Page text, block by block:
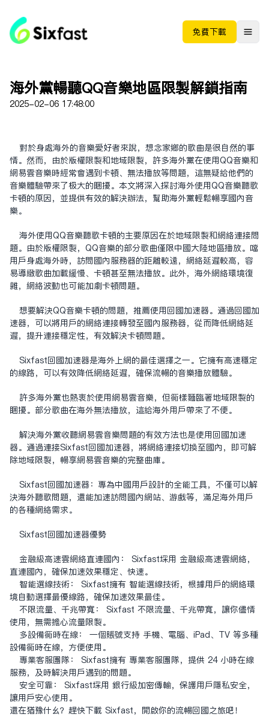
免费下载
海外党畅听QQ音乐地区限制解锁指南
2025-02-06 17:48:00
对于身处海外的音乐爱好者来说，想念家乡的歌曲是很自然的事
情。然而，由于版权限制和地域限制，许多海外党在使用QQ音乐和
网易云音乐时经常会遇到卡顿、无法播放等问题，这无疑给他们的
音乐体验带来了极大的困扰。本文将深入探讨海外使用QQ音乐听歌
卡顿的原因，并提供有效的解决办法，帮助海外党轻松畅享国内音
乐。
海外使用QQ音乐听歌卡顿的主要原因在于地域限制和网络连接问
题。由于版权限制，QQ音乐的部分歌曲仅限中国大陆地区播放。当
用户身处海外时，访问国内服务器的距离较远，网络延迟较高，容
易导致歌曲加载缓慢、卡顿甚至无法播放。此外，海外网络环境复
杂，网络波动也可能加剧卡顿问题。
想要解决QQ音乐卡顿的问题，推荐使用回国加速器。通过回国加
速器，可以将用户的网络连接转发至国内服务器，从而降低网络延
迟，提升连接稳定性，有效解决卡顿问题。
Sixfast回国加速器是海外上网的最佳选择之一。它拥有高速稳定
的线路，可以有效降低网络延迟，确保流畅的音乐播放体验。
许多海外党也热衷于使用网易云音乐，但同样面临着地域限制的
困扰。部分歌曲在海外无法播放，这给海外用户带来了不便。
解决海外党收听网易云音乐问题的有效方法也是使用回国加速
器。通过连接Sixfast回国加速器，将网络连接切换至国内，即可解
除地域限制，畅享网易云音乐的完整曲库。
Sixfast回国加速器：专为中国用户设计的全能工具，不仅可以解
决海外听歌问题，还能加速访问国内网站、游戏等，满足海外用户
的各种网络需求。
Sixfast回国加速器优势
金融级高速云网络直连国内： Sixfast采用 金融级高速云网络，
直连国内，确保加速效果稳定、快速。
智能选线技术： Sixfast拥有 智能选线技术，根据用户的网络环
境自动选择最优线路，确保加速效果最佳。
不限流量、千兆带宽： Sixfast 不限流量、千兆带宽，让你尽情
使用，无需担心流量限制。
多设备同时在线： 一个账号支持 手机、电脑、iPad、TV 等多种
设备同时在线，方便使用。
专业客服团队： Sixfast拥有 专业客服团队，提供 24 小时在线
服务，及时解决用户遇到的问题。
安全可靠： Sixfast采用 银行级加密传输，保护用户隐私安全，
让用户安心使用。
还在犹豫什么？赶快下载 Sixfast，开启你的流畅回国之旅吧！